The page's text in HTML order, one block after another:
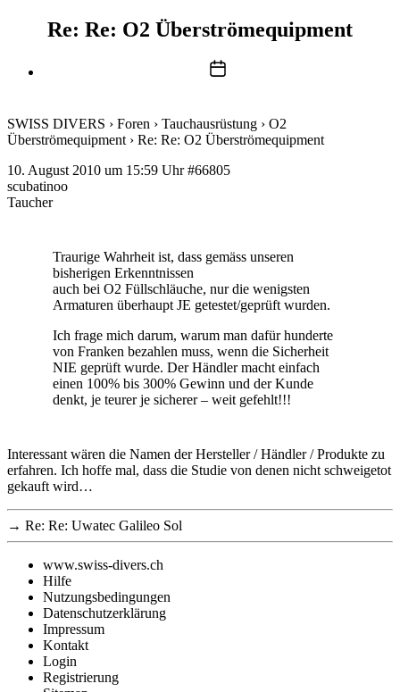
Re: Re: O2 Überströmequipment
Beitragsdatum
SWISS DIVERS › Foren › Tauchausrüstung › O2
Überströmequipment › Re: Re: O2 Überströmequipment
10. August 2010 um 15:59 Uhr #66805
scubatinoo
Taucher
Traurige Wahrheit ist, dass gemäss unseren
bisherigen Erkenntnissen
auch bei O2 Füllschläuche, nur die wenigsten
Armaturen überhaupt JE getestet/geprüft wurden.
Ich frage mich darum, warum man dafür hunderte
von Franken bezahlen muss, wenn die Sicherheit
NIE geprüft wurde. Der Händler macht einfach
einen 100% bis 300% Gewinn und der Kunde
denkt, je teurer je sicherer – weit gefehlt!!!
Interessant wären die Namen der Hersteller / Händler / Produkte zu
erfahren. Ich hoffe mal, dass die Studie von denen nicht schweigetot
gekauft wird…
→ Re: Re: Uwatec Galileo Sol
www.swiss-divers.ch
Hilfe
Nutzungsbedingungen
Datenschutzerklärung
Impressum
Kontakt
Login
Registrierung